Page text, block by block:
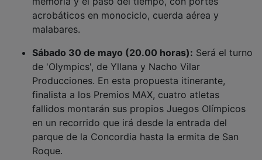
acrobáticos en monociclo, cuerda aérea y
malabares.
de 'Olympics', de Yllana y Nacho Vilar
Producciones. En esta propuesta itinerante,
finalista a los Premios MAX, cuatro atletas
fallidos montarán sus propios Juegos Olímpicos
en un recorrido que irá desde la entrada del
parque de la Concordia hasta la ermita de San
Roque.